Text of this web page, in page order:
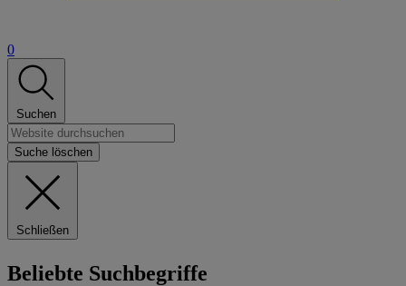
0
Suchen
Suche löschen
Schließen
Beliebte Suchbegriffe